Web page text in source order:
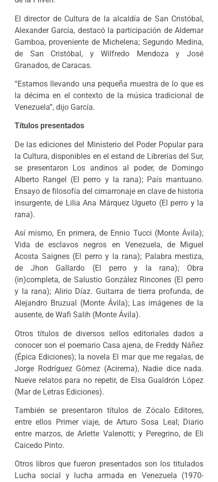
El director de Cultura de la alcaldía de San Cristóbal,
Alexander García, destacó la participación de Aldemar
Gamboa, proveniente de Michelena; Segundo Medina,
de San Cristóbal, y Wilfredo Mendoza y José
Granados, de Caracas.
“Estamos llevando una pequeña muestra de lo que es
la décima en el contexto de la música tradicional de
Venezuela”, dijo García.
Títulos presentados
De las ediciones del Ministerio del Poder Popular para
la Cultura, disponibles en el estand de Librerías del Sur,
se presentaron Los andinos al poder, de Domingo
Alberto Rangel (El perro y la rana); País mantuano.
Ensayo de filosofía del cimarronaje en clave de historia
insurgente, de Lilia Ana Márquez Ugueto (El perro y la
rana).
Así mismo, En primera, de Ennio Tucci (Monte Ávila);
Vida de esclavos negros en Venezuela, de Miguel
Acosta Saignes (El perro y la rana); Palabra mestiza,
de Jhon Gallardo (El perro y la rana); Obra
(in)completa, de Salustio González Rincones (El perro
y la rana); Alirio Díaz. Guitarra de tierra profunda, de
Alejandro Bruzual (Monte Ávila); Las imágenes de la
ausente, de Wafi Salih (Monte Ávila).
Otros títulos de diversos sellos editoriales dados a
conocer son el poemario Casa ajena, de Freddy Náñez
(Épica Ediciones); la novela El mar que me regalas, de
Jorge Rodríguez Gómez (Acirema), Nadie dice nada.
Nueve relatos para no repetir, de Elsa Gualdrón López
(Mar de Letras Ediciones).
También se presentaron títulos de Zócalo Editores,
entre ellos Primer viaje, de Arturo Sosa Leal; Diario
entre marzos, de Arlette Valenotti; y Peregrino, de Eli
Caicedo Pinto.
Otros libros que fueron presentados son los titulados
Lucha social y lucha armada en Venezuela (1970-